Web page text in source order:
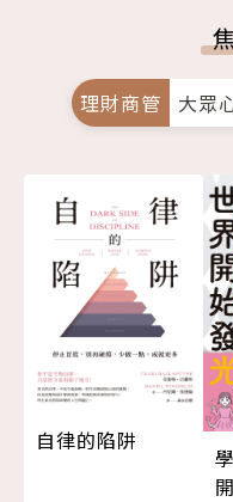
理財商管 大眾
自律的陷阱